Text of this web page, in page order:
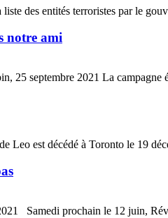
des entités terroristes par le
notre ami
25 septembre 2021 La campagne
Leo est décédé à Toronto le 19
Samedi prochain le 12 juin,